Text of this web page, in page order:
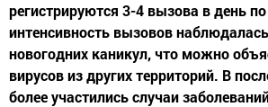
регистрируются 3-4 вызова в день
интенсивность вызовов
новогодних каникул, что можно
вирусов из других территорий. В
более участились случаи